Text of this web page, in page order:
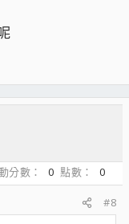
分數 0 點數
0
#8